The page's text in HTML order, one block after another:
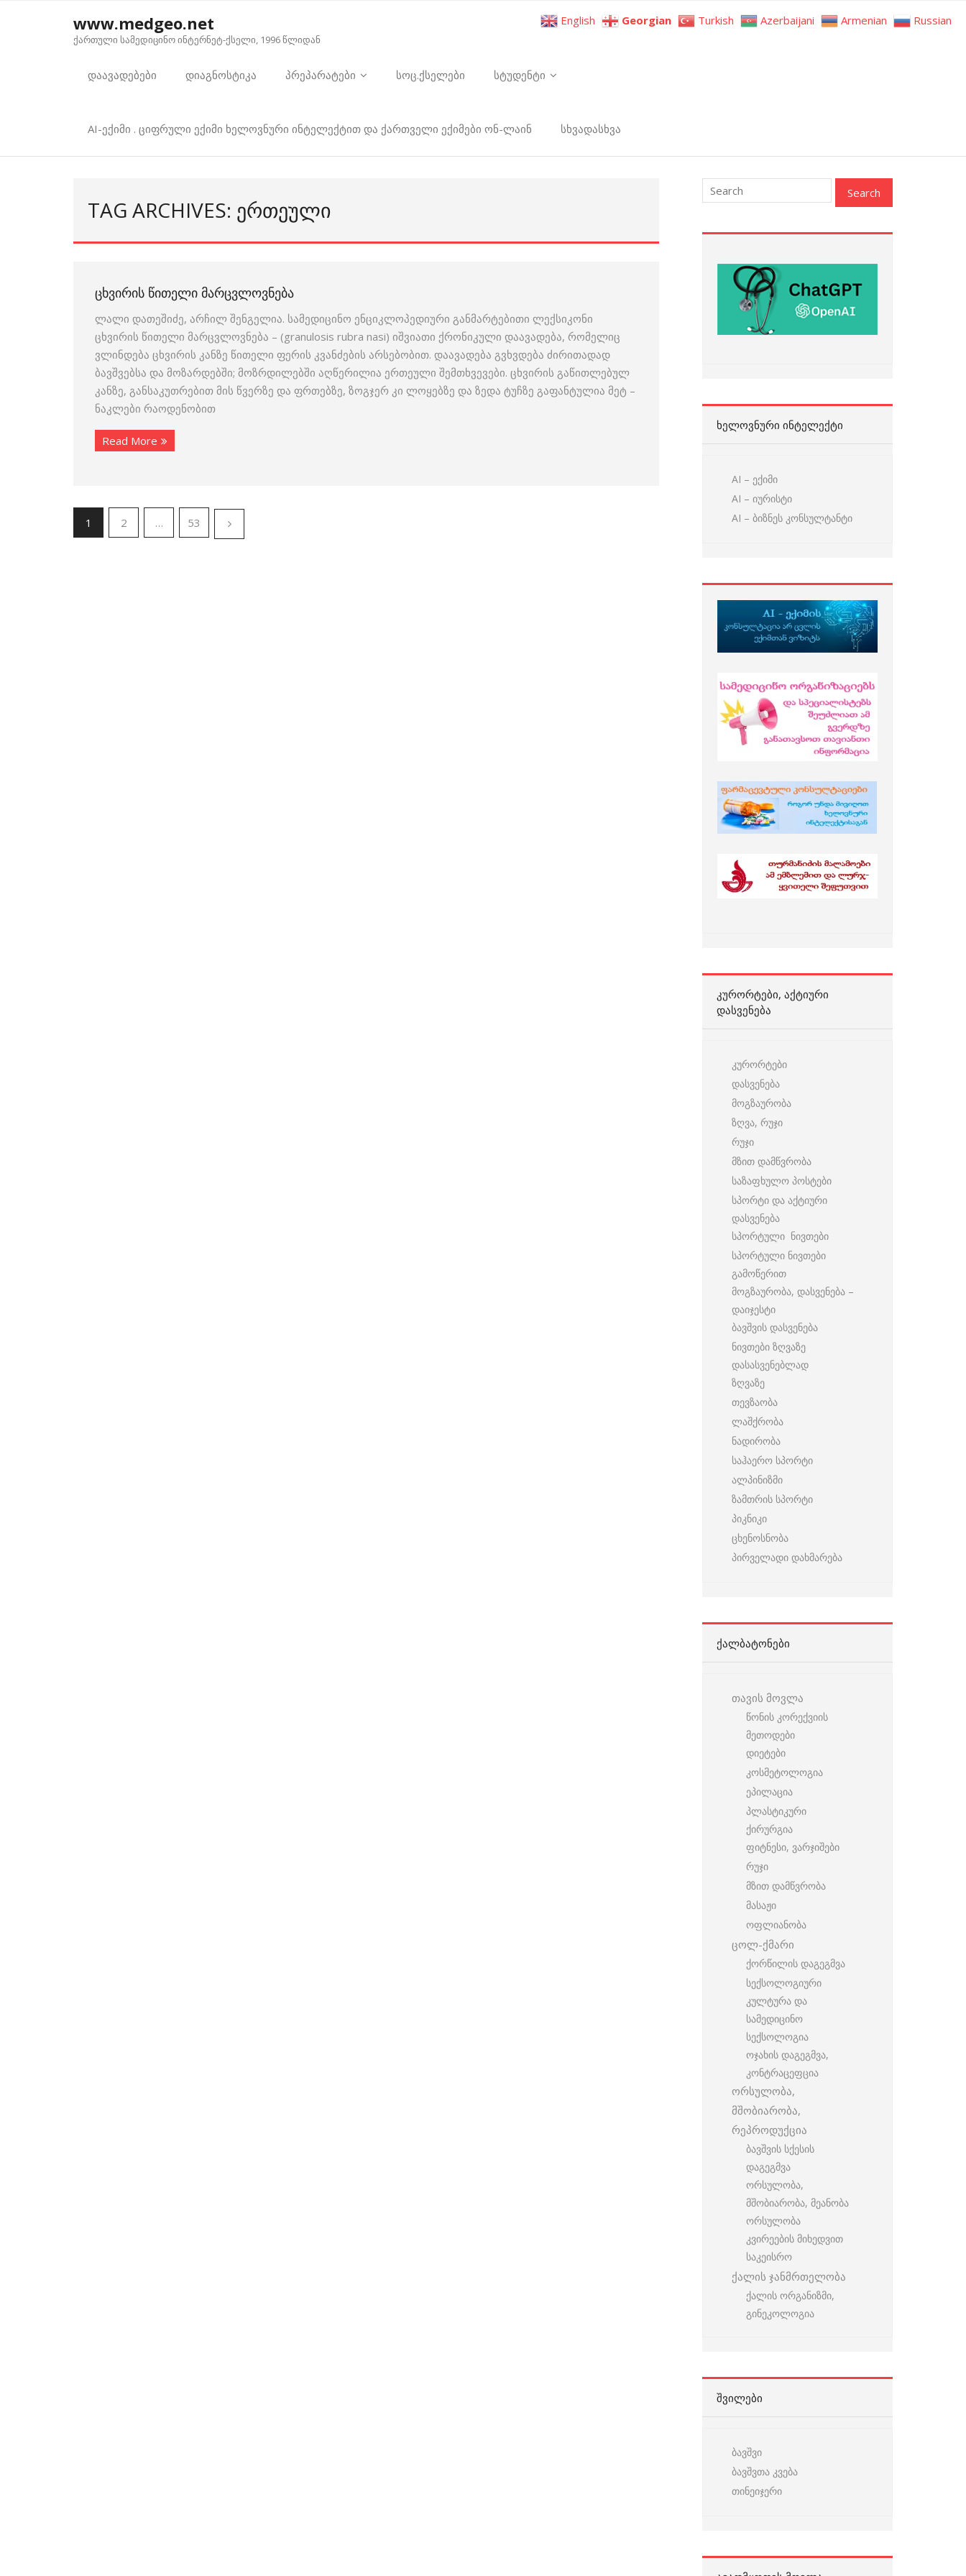
www.medgeo.net
ქართული სამედიცინო ინტერნეტ-ქსელი, 1996 წლიდან
დაავადებები დიაგნოსტიკა პრეპარატები სოც.ქსელები სტუდენტი
AI-ექიმი . ციფრული ექიმი ხელოვნური ინტელექტით და ქართველი ექიმები ონ-ლაინ სხვადასხვა
TAG ARCHIVES: ᲔᲠᲗᲔᲣᲚᲘ
ᲪᲮᲕᲘᲠᲘᲡ ᲬᲘᲗᲔᲚᲘ ᲛᲐᲠᲪᲕᲚᲝᲕᲜᲔᲑᲐ
ლალი დათეშიძე, არჩილ შენგელია. სამედიცინო ენციკლოპედიური განმარტებითი ლექსიკონი
ცხვირის წითელი მარცვლოვნება – (granulosis rubra nasi) იშვიათი ქრონიკული დაავადება, რომელიც
ვლინდება ცხვირის კანზე წითელი ფერის კვანძების არსებობით. დაავადება გვხვდება ძირითადად
ბავშვებსა და მოზარდებში; მოზრდილებში აღწერილია ერთეული შემთხვევები. ცხვირის გაწითლებულ
კანზე, განსაკუთრებით მის წვერზე და ფრთებზე, ზოგჯერ კი ლოყებზე და ზედა ტუჩზე გაფანტულია მეტ –
ნაკლები რაოდენობით
Read More
1 2 … 53
ᲮᲔᲚᲝᲕᲜᲣᲠᲘ ᲘᲜᲢᲔᲚᲔᲥᲢᲘ
AI – ექიმი
AI – იურისტი
AI – ბიზნეს კონსულტანტი
ᲙᲣᲠᲝᲠᲢᲔᲑᲘ, ᲐᲥᲢᲘᲣᲠᲘ
ᲓᲐᲡᲕᲔᲜᲔᲑᲐ
კურორტები
დასვენება
მოგზაურობა
ზღვა, რუჯი
რუჯი
მზით დამწვრობა
საზაფხულო პოსტები
სპორტი და აქტიური
დასვენება
სპორტული ნივთები
სპორტული ნივთები
გამოწერით
მოგზაურობა, დასვენება –
დაიჯესტი
ბავშვის დასვენება
ნივთები ზღვაზე
დასასვენებლად
ზღვაზე
თევზაობა
ლაშქრობა
ნადირობა
საჰაერო სპორტი
ალპინიზმი
ზამთრის სპორტი
პიკნიკი
ცხენოსნობა
პირველადი დახმარება
ᲥᲐᲚᲑᲐᲢᲝᲜᲔᲑᲘ
თავის მოვლა
წონის კორექვიის
მეთოდები
დიეტები
კოსმეტოლოგია
ეპილაცია
პლასტიკური
ქირურგია
ფიტნესი, ვარჯიშები
რუჯი
მზით დამწვრობა
მასაჟი
ოფლიანობა
ცოლ-ქმარი
ქორწილის დაგეგმვა
სექსოლოგიური
კულტურა და
სამედიცინო
სექსოლოგია
ოჯახის დაგეგმვა,
კონტრაცეფცია
ორსულობა,
მშობიარობა,
რეპროდუქცია
ბავშვის სქესის
დაგეგმვა
ორსულობა,
მშობიარობა, მეანობა
ორსულობა
კვირეების მიხედვით
საკეისრო
ქალის ჯანმრთელობა
ქალის ორგანიზმი,
გინეკოლოგია
ᲨᲕᲘᲚᲔᲑᲘ
ბავშვი
ბავშვთა კვება
თინეიჯერი
English Georgian Turkish Azerbaijani Armenian Russian